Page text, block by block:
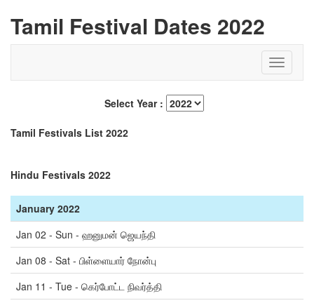
Tamil Festival Dates 2022
Select Year :
Tamil Festivals List 2022
Hindu Festivals 2022
January 2022
Jan 02 - Sun - ஹனுமன் ஜெயந்தி
Jan 08 - Sat - பிள்ளையார் நோன்பு
Jan 11 - Tue - கெர்போட்ட நிவர்த்தி